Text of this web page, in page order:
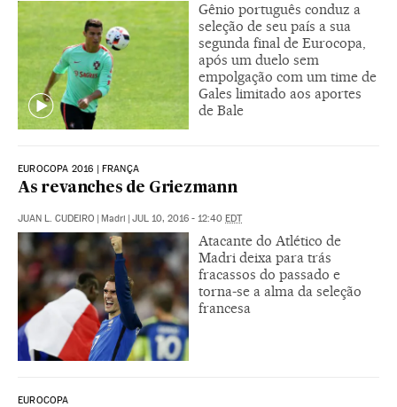
Gênio português conduz a
seleção de seu país a sua
segunda final de Eurocopa,
após um duelo sem
empolgação com um time de
Gales limitado aos aportes
de Bale
EUROCOPA 2016 | FRANÇA
As revanches de Griezmann
JUAN L. CUDEIRO | Madri | JUL 10, 2016 - 12:40 EDT
Atacante do Atlético de
Madri deixa para trás
fracassos do passado e
torna-se a alma da seleção
francesa
EUROCOPA